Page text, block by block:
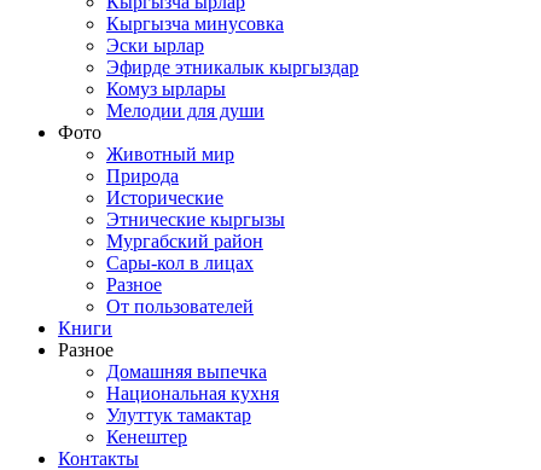
Кыргызча минусовка
Эски ырлар
Эфирде этникалык кыргыздар
Комуз ырлары
Мелодии для души
Фото
Животный мир
Природа
Исторические
Этнические кыргызы
Мургабский район
Сары-кол в лицах
Разное
От пользователей
Книги
Разное
Домашняя выпечка
Национальная кухня
Улуттук тамактар
Кенештер
Контакты